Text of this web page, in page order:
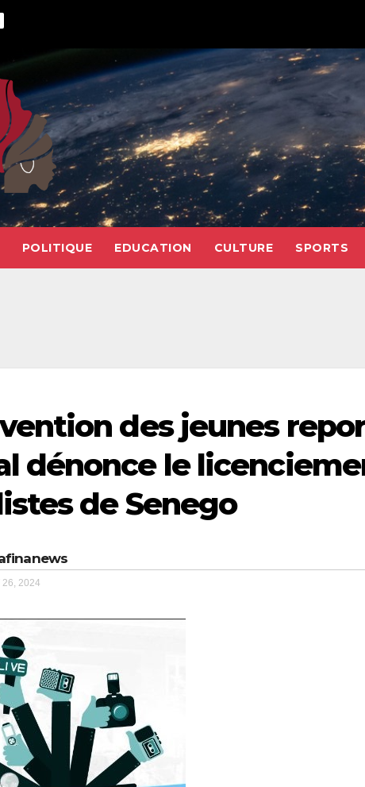
POLITIQUE EDUCATION CULTURE SPORTS
des jeunes
dénonce le
de Senego
26, 2024